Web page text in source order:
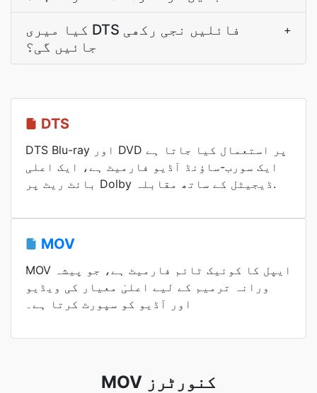
کیا میری DTS فائلیں نجی رکھی
جائیں گی؟
+
DTS
DTS Blu-ray اور DVD پر استعمال کیا جاتا ہے
ایک سورب-ساؤنڈ آڈیو فارمیٹ ہے، ایک اعلی
بائٹ ریٹ پر Dolby ڈیجیٹل کے ساتھ مقابلہ.
MOV
MOV ایپل کا کوئیک ٹائم فارمیٹ ہے، جو پیشہ
ورانہ ترمیم کے لیے اعلیٰ معیار کی ویڈیو
اور آڈیو کو سپورٹ کرتا ہے۔
MOV کنورٹرز